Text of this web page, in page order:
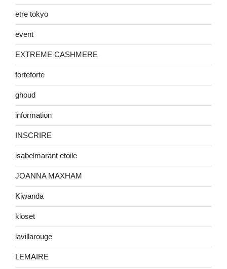
etre tokyo
event
EXTREME CASHMERE
forteforte
ghoud
information
INSCRIRE
isabelmarant etoile
JOANNA MAXHAM
Kiwanda
kloset
lavillarouge
LEMAIRE